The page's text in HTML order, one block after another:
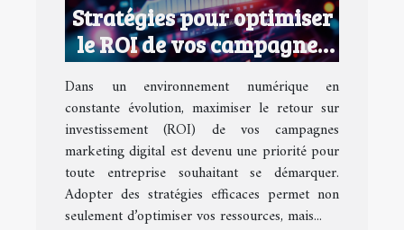
Stratégies pour optimiser
le ROI de vos campagnes
marketing digital
Dans un environnement numérique en
constante évolution, maximiser le retour sur
investissement (ROI) de vos campagnes
marketing digital est devenu une priorité pour
toute entreprise souhaitant se démarquer.
Adopter des stratégies efficaces permet non
seulement d’optimiser vos ressources, mais...